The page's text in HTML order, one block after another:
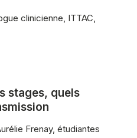
clinicienne, ITTAC,
stages, quels
Frenay, étudiantes